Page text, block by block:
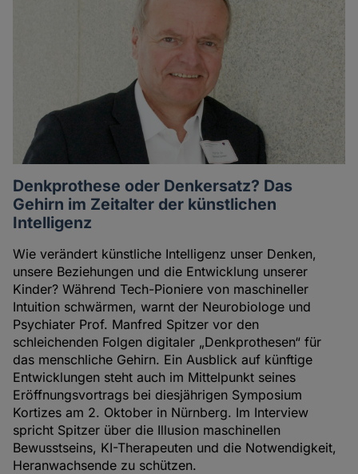
Denkprothese oder Denkersatz? Das
Gehirn im Zeitalter der künstlichen
Intelligenz
Wie verändert künstliche Intelligenz unser Denken,
unsere Beziehungen und die Entwicklung unserer
Kinder? Während Tech-Pioniere von maschineller
Intuition schwärmen, warnt der Neurobiologe und
Psychiater Prof. Manfred Spitzer vor den
schleichenden Folgen digitaler „Denkprothesen“ für
das menschliche Gehirn. Ein Ausblick auf künftige
Entwicklungen steht auch im Mittelpunkt seines
Eröffnungsvortrags bei diesjährigen Symposium
Kortizes am 2. Oktober in Nürnberg. Im Interview
spricht Spitzer über die Illusion maschinellen
Bewusstseins, KI-Therapeuten und die Notwendigkeit,
Heranwachsende zu schützen.